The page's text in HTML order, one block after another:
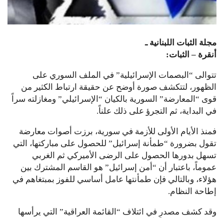
مجلة الثبات اللبنانية ـ
أنقرة – الثبات:
تتوالى “البصمات الإسرائيلية” في الملف السوري على
الظهور، لتتكشف صورة أوضح عن حقيقة ارتباط الكثير من
قوى “المعارضة” السورية بالكيان “الإسرائيلي” ومغازلته سراً
في البداية، ثم التجرؤ على ذلك علناً.
فمنذ الأيام الأولى للأزمة في سورية، برزت أصوات معارضة
تقول بضرورة “طمأنة إسرائيل” للحصول على مباركتها، التي
تسهل بدورها الحصول على الرضى الأميركي ثم الغربي
عموماً، باعتبار أن “أمن إسرائيل” هو القاسم المشترك بين
هؤلاء، وبالتالي فإن طمأنتها عامل أساسي للفوز بمبتغاهم في
إطاحة النظام.
وقد كشف مصدر في ائتلاف “القائمة العراقية” التي يرأسها